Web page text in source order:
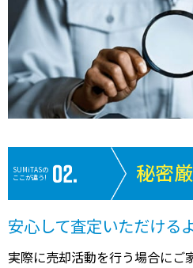
SUMiTASの
ここが違う!
秘密
安心して査定いただける
実際に売却活動を行う場合にご